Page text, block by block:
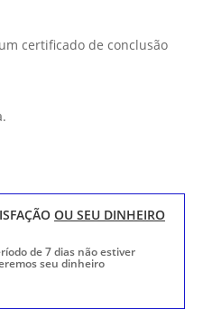
certificado de conclusão
OU SEU DINHEIRO
de 7 dias não estiver
seu dinheiro